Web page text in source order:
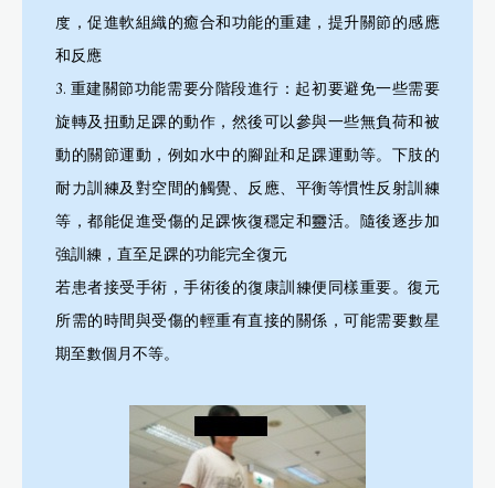
度，促進軟組織的癒合和功能的重建，提升關節的感應
和反應
3. 重建關節功能需要分階段進行：起初要避免一些需要
旋轉及扭動足踝的動作，然後可以參與一些無負荷和被
動的關節運動，例如水中的腳趾和足踝運動等。下肢的
耐力訓練及對空間的觸覺、反應、平衡等慣性反射訓練
等，都能促進受傷的足踝恢復穩定和靈活。隨後逐步加
強訓練，直至足踝的功能完全復元
若患者接受手術，手術後的復康訓練便同樣重要。復元
所需的時間與受傷的輕重有直接的關係，可能需要數星
期至數個月不等。